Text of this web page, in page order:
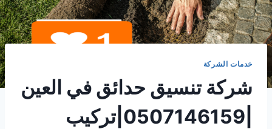
خدمات الشركة
شركة تنسيق حدائق في العين
|0507146159|تركيب